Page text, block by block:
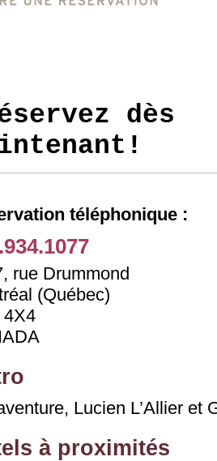
dès
téléphonique :
rue Drummond
(Québec)
4X4
Lucien L’Allier et
à proximités